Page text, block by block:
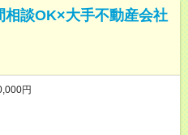
相談OK×大手不動産会社
円